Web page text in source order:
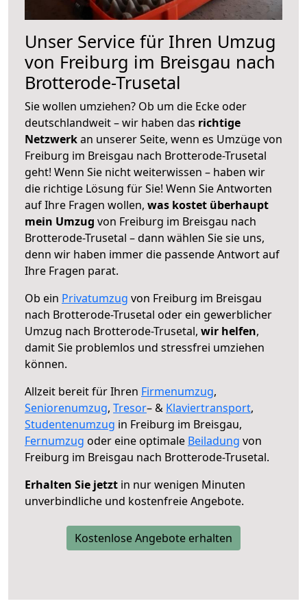
Unser Service für Ihren Umzug
von Freiburg im Breisgau nach
Brotterode-Trusetal
Sie wollen umziehen? Ob um die Ecke oder
deutschlandweit – wir haben das richtige
Netzwerkan unserer Seite, wenn es Umzüge von
Freiburg im Breisgau nach Brotterode-Trusetal
geht! Wenn Sie nicht weiterwissen – haben wir
die richtige Lösung für Sie! Wenn Sie Antworten
auf Ihre Fragen wollen, was kostet überhaupt
mein Umzug von Freiburg im Breisgau nach
Brotterode-Trusetal – dann wählen Sie sie uns,
denn wir haben immer die passende Antwort auf
Ihre Fragen parat.
Ob ein Privatumzug von Freiburg im Breisgau
nach Brotterode-Trusetal oder ein gewerblicher
Umzug nach Brotterode-Trusetal, wir helfen,
damit Sie problemlos und stressfrei umziehen
können.
Allzeit bereit für Ihren Firmenumzug,
Seniorenumzug, Tresor– & Klaviertransport,
Studentenumzug in Freiburg im Breisgau,
Fernumzug oder eine optimale Beiladung von
Freiburg im Breisgau nach Brotterode-Trusetal.
Erhalten Sie jetzt in nur wenigen Minuten
unverbindliche und kostenfreie Angebote.
Kostenlose Angebote erhalten